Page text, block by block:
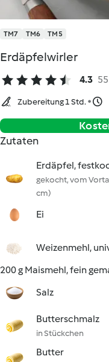
TM7 TM6 TM5
Erdäpfelwirler
4.3
Zubereitung 1 Std.
Zutaten
Erdäpfel,
gekocht, vom
cm)
Ei
Weizenmehl,
200 g Maismehl, fein
Salz
Butterschmalz
in Stückchen
Butter